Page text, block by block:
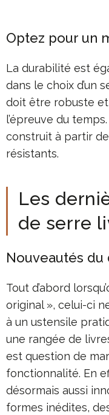
Optez pour un
La durabilité est
dans le choix d’un
doit être robuste
l’épreuve du
construit à partir
résistants.
Les
de serre
Nouveautés du
Tout d’abord
original », celui-ci
à un ustensile
une rangée de
est question de
fonctionnalité. En
désormais aussi
formes inédites,